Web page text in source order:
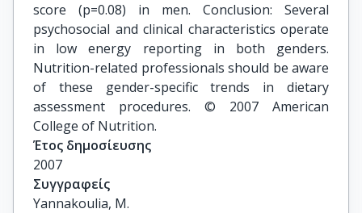
score (p=0.08) in men. Conclusion: Several
psychosocial and clinical characteristics operate
in low energy reporting in both genders.
Nutrition-related professionals should be aware
of these gender-specific trends in dietary
assessment procedures. © 2007 American
College of Nutrition.
Έτος δημοσίευσης
2007
Συγγραφείς
Yannakoulia, M.